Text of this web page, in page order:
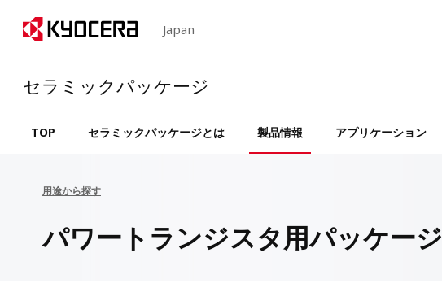
Japan
セラミックパッケージ
TOP セラミックパッケージとは 製品情報 アプリケーション
用途から探す
パワートランジスタ用パッケージ